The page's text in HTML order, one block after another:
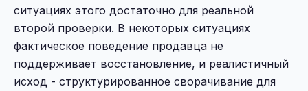
ситуациях этого достаточно для реальной
второй проверки. В некоторых ситуациях
фактическое поведение продавца не
поддерживает восстановление, и реалистичный
исход - структурированное сворачивание для